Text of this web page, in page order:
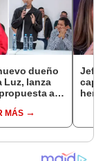
dueño
Luz, lanza
a
“Va a
MÁS